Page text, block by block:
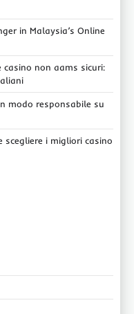
in Malaysia’s Online
casino non aams sicuri:
modo responsabile su
scegliere i migliori casino